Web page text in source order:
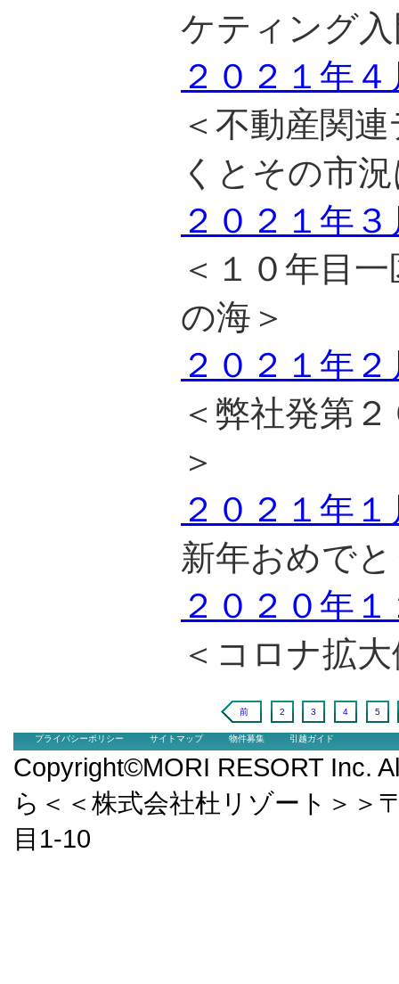
ケティング
２０２１年
＜不動産関
くとその市
２０２１年
＜１０年目
の海＞
２０２１年
＜弊社発第
＞
２０２１年
新年おめで
２０２０年
＜コロナ拡
前 2 3 4 5
プライバシーポリシー サイトマップ 物件募集 引越ガイド
Copyright©MORI RESORT Inc.
ら＜＜株式会社杜リゾート＞＞
目1-10